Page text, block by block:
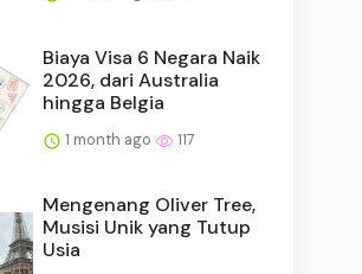
Biaya Visa 6 Negara Naik
2026, dari Australia
hingga Belgia
1 month ago 117
Mengenang Oliver Tree,
Musisi Unik yang Tutup
Usia